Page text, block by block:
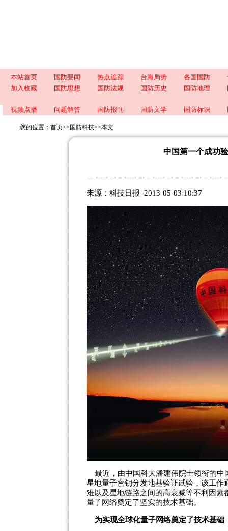
本站首页 国防要闻 热点追踪 台海局势 各国国防
加入收藏
国防思想 国防法规 国防历史 国防地理
视频点播 问题解答 国防报刊 国防文学 国防标识
您的位置： 首页>> 国防科技>>本文
中国第一个成功
来源：科技日报 2013-05-03 10:37
最近，由中国科大潘建伟院士领衔的中
星地量子密钥分发地基验证试验，该工
难以及星地链路之间的高衰减等不利因
量子网络奠定了坚实的技术基础。
为实现全球化量子网络奠定了技术基础